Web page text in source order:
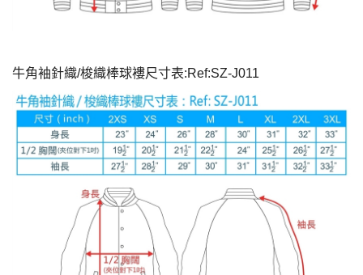
牛角袖針織/梭織棒球褸尺寸表:Ref:SZ-J011